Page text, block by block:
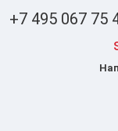
+7 495 067 75